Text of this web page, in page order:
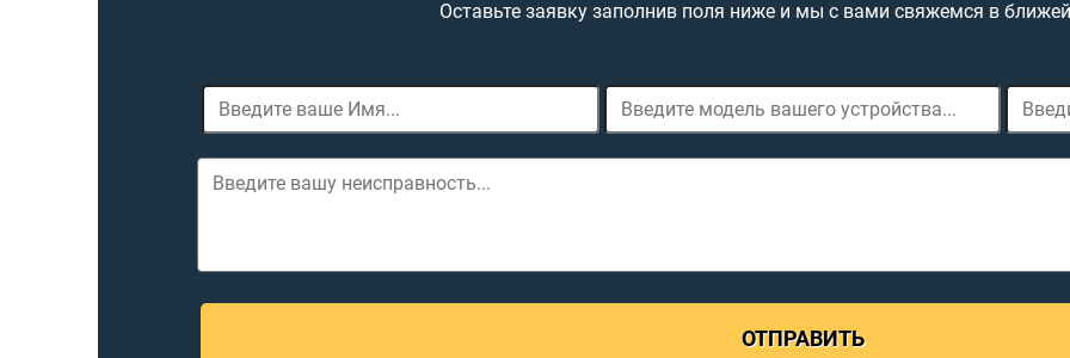
Оставьте заявку заполнив поля ниже и мы с вами свяжемся в
ОТПРАВИТЬ